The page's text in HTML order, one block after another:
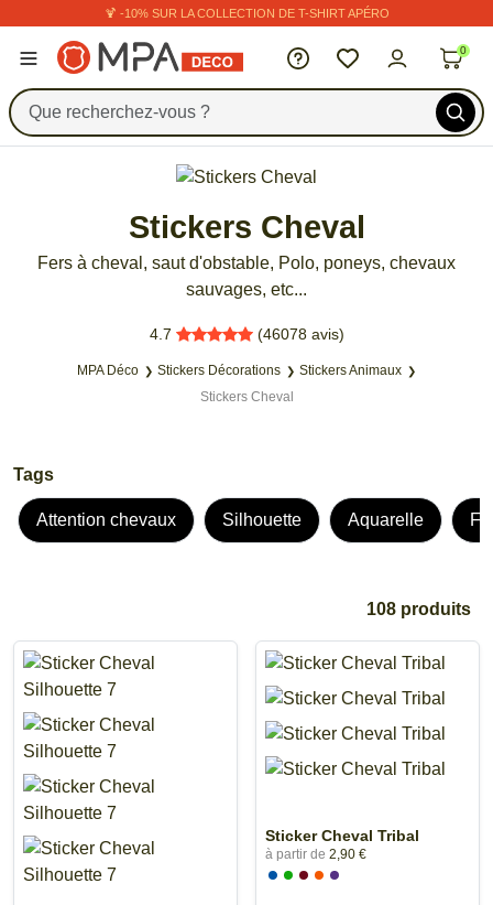
🍹 -10% SUR LA COLLECTION DE T-SHIRT APÉRO
MPA Déco 0
Stickers Cheval
Fers à cheval, saut d'obstable, Polo, poneys, chevaux
sauvages, etc...
MPA Déco
4.7 (46078 avis)
MPA Déco Stickers Décorations
Stickers Animaux
Stickers Cheval
Tags
Attention chevaux Silhouette Aquarelle
108 produits
Sticker Cheval Tribal
à partir de 2,90 €